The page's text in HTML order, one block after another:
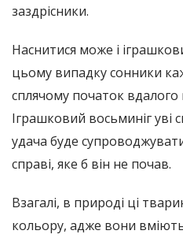
заздрісники.
Наснитися може і
цьому випадку сонники
сплячому початок вдалого
Іграшковий восьминіг уві
удача буде
справі, яке б він не почав.
Взагалі, в природі ці
кольору, адже вони